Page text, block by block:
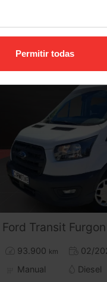
Permitir todas
Ford Transit Furgon Mixto L4H3 170CV
93.900 km
02/
Manual
Diesel